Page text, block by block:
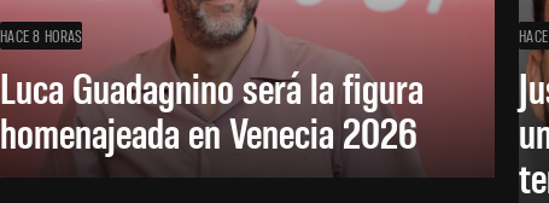
HACE 8 HORAS
Luca Guadagnino será la figura
homenajeada en Venecia 2026